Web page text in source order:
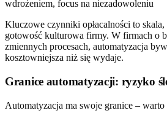
Kluczowe czynniki opłacalności to skala,
gotowość kulturowa firmy. W firmach o
zmiennych procesach, automatyzacja
kosztowniejsza niż się wydaje.
Granice automatyzacji: ryzyko
Automatyzacja ma swoje granice –